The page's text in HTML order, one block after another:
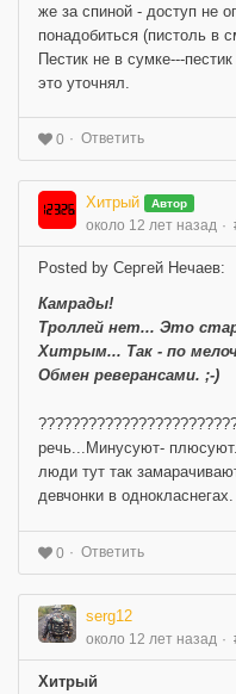
же за спиной - доступ не
понадобиться (пистоль в
Пестик не в сумке---
это уточнял.
0 Ответить
Хитрый Автор
около 12 лет назад
Posted by Сергей Нечаев:
Камрады!
Троллей нет... Это
Хитрым... Так - по
Обмен реверансами. ;-)
речь...Минусуют-
люди тут так
девчонки в однокласнегах.
0 Ответить
serg12
около 12 лет назад
Хитрый